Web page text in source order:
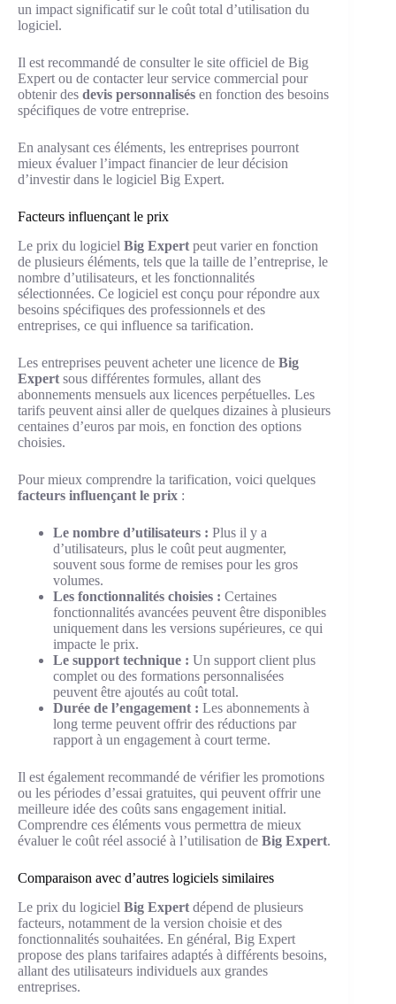
un impact significatif sur le coût total d’utilisation du
logiciel.
Il est recommandé de consulter le site officiel de Big
Expert ou de contacter leur service commercial pour
obtenir des devis personnalisés en fonction des besoins
spécifiques de votre entreprise.
En analysant ces éléments, les entreprises pourront
mieux évaluer l’impact financier de leur décision
d’investir dans le logiciel Big Expert.
Facteurs influençant le prix
Le prix du logiciel Big Expert peut varier en fonction
de plusieurs éléments, tels que la taille de l’entreprise, le
nombre d’utilisateurs, et les fonctionnalités
sélectionnées. Ce logiciel est conçu pour répondre aux
besoins spécifiques des professionnels et des
entreprises, ce qui influence sa tarification.
Les entreprises peuvent acheter une licence de Big
Expert sous différentes formules, allant des
abonnements mensuels aux licences perpétuelles. Les
tarifs peuvent ainsi aller de quelques dizaines à plusieurs
centaines d’euros par mois, en fonction des options
choisies.
Pour mieux comprendre la tarification, voici quelques
facteurs influençant le prix :
Le nombre d’utilisateurs : Plus il y a
d’utilisateurs, plus le coût peut augmenter,
souvent sous forme de remises pour les gros
volumes.
Les fonctionnalités choisies : Certaines
fonctionnalités avancées peuvent être disponibles
uniquement dans les versions supérieures, ce qui
impacte le prix.
Le support technique : Un support client plus
complet ou des formations personnalisées
peuvent être ajoutés au coût total.
Durée de l’engagement : Les abonnements à
long terme peuvent offrir des réductions par
rapport à un engagement à court terme.
Il est également recommandé de vérifier les promotions
ou les périodes d’essai gratuites, qui peuvent offrir une
meilleure idée des coûts sans engagement initial.
Comprendre ces éléments vous permettra de mieux
évaluer le coût réel associé à l’utilisation de Big Expert.
Comparaison avec d’autres logiciels similaires
Le prix du logiciel Big Expert dépend de plusieurs
facteurs, notamment de la version choisie et des
fonctionnalités souhaitées. En général, Big Expert
propose des plans tarifaires adaptés à différents besoins,
allant des utilisateurs individuels aux grandes
entreprises.